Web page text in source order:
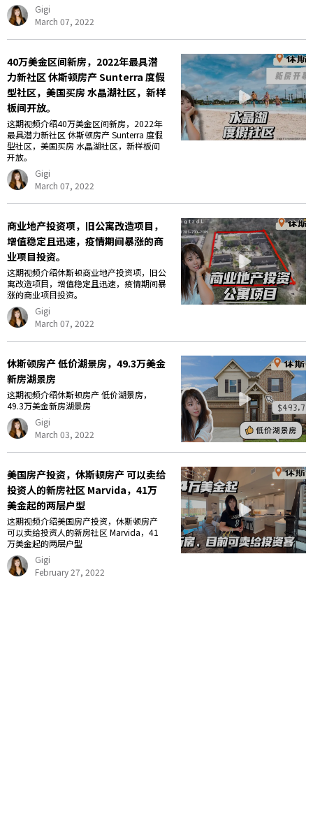
Gigi
March 07, 2022
40万美金区间新房，2022年最具潜
力新社区 休斯顿房产 Sunterra 度假
型社区，美国买房 水晶湖社区，新样
板间开放。
这期视频介绍40万美金区间新房，2022年
最具潜力新社区 休斯顿房产 Sunterra 度假
型社区，美国买房 水晶湖社区，新样板间
开放。
Gigi
March 07, 2022
商业地产投资项，旧公寓改造项目，
增值稳定且迅速，疫情期间暴涨的商
业项目投资。
这期视频介绍休斯顿商业地产投资项，旧公
寓改造项目，增值稳定且迅速，疫情期间暴
涨的商业项目投资。
Gigi
March 07, 2022
休斯顿房产 低价湖景房，49.3万美金
新房湖景房
这期视频介绍休斯顿房产 低价湖景房，
49.3万美金新房湖景房
Gigi
March 03, 2022
美国房产投资，休斯顿房产 可以卖给
投资人的新房社区 Marvida，41万
美金起的两层户型
这期视频介绍美国房产投资，休斯顿房产
可以卖给投资人的新房社区 Marvida，41
万美金起的两层户型
Gigi
February 27, 2022